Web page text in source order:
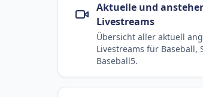
Aktuelle und
Livestreams
Übersicht aller aktuell
Livestreams für Baseball,
Baseball5.